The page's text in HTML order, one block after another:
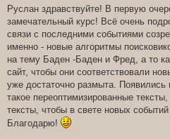
о
б
щ
е
и
е
Руслан здравствуйте! В первую
замечательный курс! Всё очень
связи с последними событиями
именно - новые алгоритмы
на тему Баден -Баден и Фред, а то
сайт, чтобы они соответствовали
уже достаточно размыта.
такое переоптимизированные
тексты, чтобы в свете новых
Благодарю!